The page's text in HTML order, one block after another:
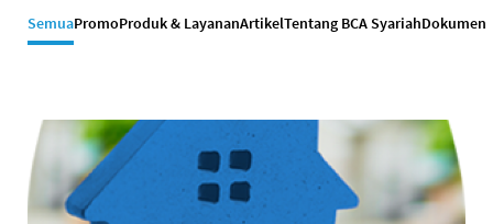
SemuaPromoProduk & LayananArtikelTentang BCA SyariahDokumen